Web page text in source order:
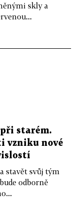
skly a
při starém.
vzniku nové
stavět svůj tým
odborně